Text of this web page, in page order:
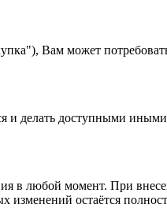
Вам может
и делать доступными
в любой момент. При
изменений остаётся